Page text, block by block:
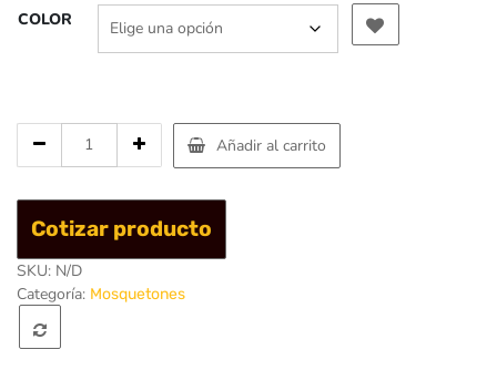
COLOR
Aluminio
oval
26
KN
Añadir al carrito
Cotizar producto
SKU: N/D
Categoría: Mosquetones